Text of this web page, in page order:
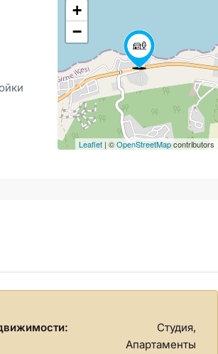
+
−
Leaflet| ©OpenStreetMapcontributors
Студия,
Апартаменты